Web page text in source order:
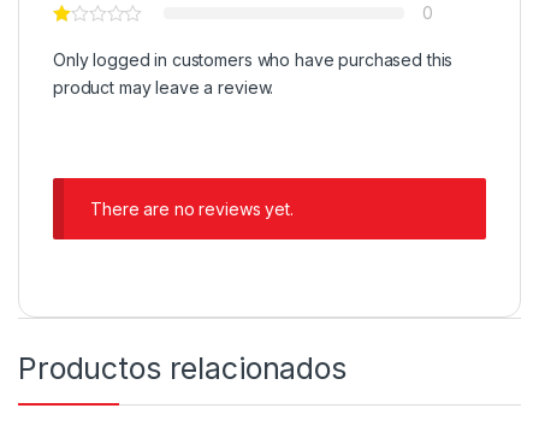
0
Only logged in customers who have purchased this
product may leave a review.
There are no reviews yet.
Productos relacionados